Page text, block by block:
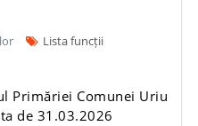
Lista funcții
Primăriei Comunei Uriu
de 31.03.2026